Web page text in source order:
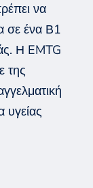
να
σε ένα Β1
Η EMTG
της
υγείας